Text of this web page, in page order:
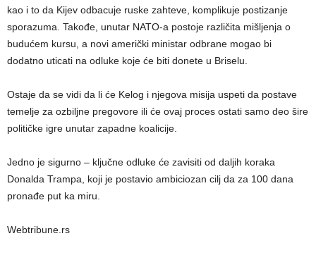
kao i to da Kijev odbacuje ruske zahteve, komplikuje postizanje
sporazuma. Takođe, unutar NATO-a postoje različita mišljenja o
budućem kursu, a novi američki ministar odbrane mogao bi
dodatno uticati na odluke koje će biti donete u Briselu.
Ostaje da se vidi da li će Kelog i njegova misija uspeti da postave
temelje za ozbiljne pregovore ili će ovaj proces ostati samo deo šire
političke igre unutar zapadne koalicije.
Jedno je sigurno – ključne odluke će zavisiti od daljih koraka
Donalda Trampa, koji je postavio ambiciozan cilj da za 100 dana
pronađe put ka miru.
Webtribune.rs